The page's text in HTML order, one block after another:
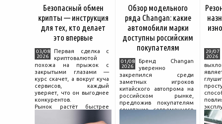
Безопасный обмен
крипты — инструкция
для тех, кто делает
это впервые
03/08
2026
Первая сделка с
криптовалютой
похожа на прыжок с
закрытыми глазами —
курс скачет, а вокруг куча
сервисов, каждый
уверяет, что он выгоднее
конкурентов.
Рынок растёт быстрее
поведения на нём.
Обзор модельного
ряда Changan: какие
автомобили марки
доступны российским
покупателям
01/08
2026
Бренд Changan
уверенно
закрепился среди
заметных игроков
китайского автопрома на
российском рынке,
предложив покупателям
сочетание современного
29/07
2026
и